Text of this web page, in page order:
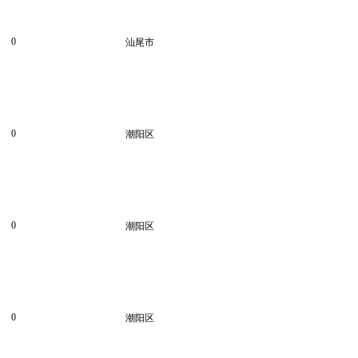
0 汕尾市
0 潮阳区
0 潮阳区
0 潮阳区